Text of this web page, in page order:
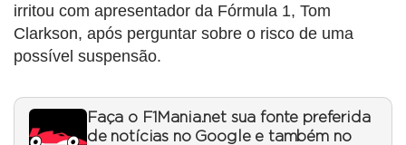
irritou com apresentador da Fórmula 1, Tom
Clarkson, após perguntar sobre o risco de uma
possível suspensão.
Faça o F1Mania.net sua fonte preferida
de notícias no Google e também no